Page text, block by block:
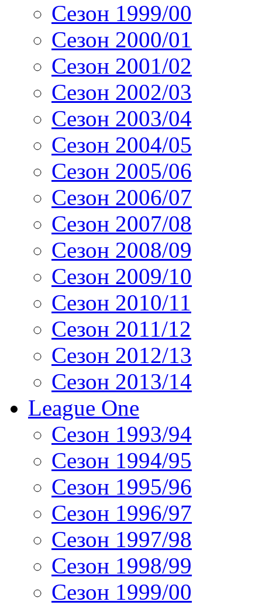
Сезон 1999/00
Сезон 2000/01
Сезон 2001/02
Сезон 2002/03
Сезон 2003/04
Сезон 2004/05
Сезон 2005/06
Сезон 2006/07
Сезон 2007/08
Сезон 2008/09
Сезон 2009/10
Сезон 2010/11
Сезон 2011/12
Сезон 2012/13
Сезон 2013/14
League One
Сезон 1993/94
Сезон 1994/95
Сезон 1995/96
Сезон 1996/97
Сезон 1997/98
Сезон 1998/99
Сезон 1999/00